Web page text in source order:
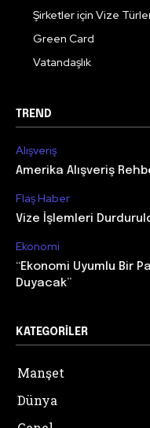
Şirketler için Vize
Green Card
Vatandaşlık
TREND
Alışveriş
Amerika Alışveriş
Flaş Haber
Vize İşlemleri
Ekonomi
“Ekonomi Uyumlu Bir
Duyacak”
KATEGORILER
Manşet
Dünya